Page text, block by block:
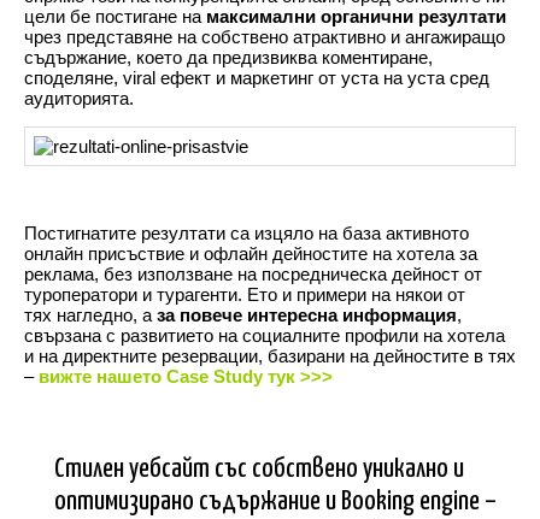
цели бе постигане на максимални органични резултати
чрез представяне на собствено атрактивно и ангажиращо
съдържание, което да предизвиква коментиране,
споделяне, viral ефект и маркетинг от уста на уста сред
аудиторията.
Постигнатите резултати са изцяло на база активното
онлайн присъствие и офлайн дейностите на хотела за
реклама, без използване на посредническа дейност от
туроператори и турагенти. Ето и примери на някои от
тях нагледно, а за повече интересна информация,
свързана с развитието на социалните профили на хотела
и на директните резервации, базирани на дейностите в тях
– вижте нашето Case Study тук >>>
Стилен уебсайт със собствено уникално и
оптимизирано съдържание и Booking engine –